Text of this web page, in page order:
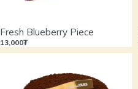
Fresh Blueberry Piece
13,000₮